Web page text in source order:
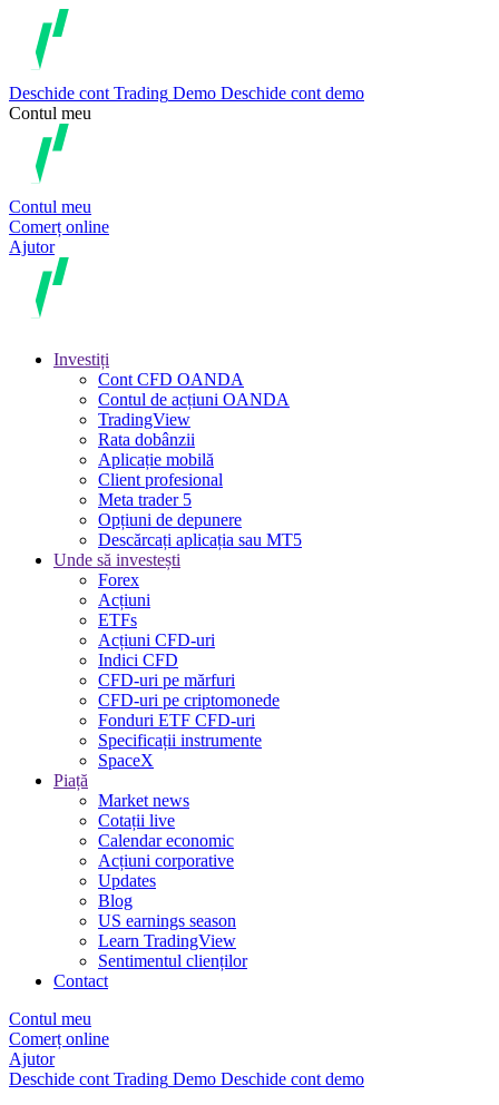
Deschide cont Trading Demo Deschide cont demo
Contul meu
Contul meu
Comerț online
Ajutor
Investiți
Cont CFD OANDA
Contul de acțiuni OANDA
TradingView
Rata dobânzii
Aplicație mobilă
Client profesional
Meta trader 5
Opțiuni de depunere
Descărcați aplicația sau MT5
Unde să investești
Forex
Acțiuni
ETFs
Acțiuni CFD-uri
Indici CFD
CFD-uri pe mărfuri
CFD-uri pe criptomonede
Fonduri ETF CFD-uri
Specificații instrumente
SpaceX
Piață
Market news
Cotații live
Calendar economic
Acțiuni corporative
Updates
Blog
US earnings season
Learn TradingView
Sentimentul clienților
Contact
Contul meu
Comerț online
Ajutor
Deschide cont Trading Demo Deschide cont demo